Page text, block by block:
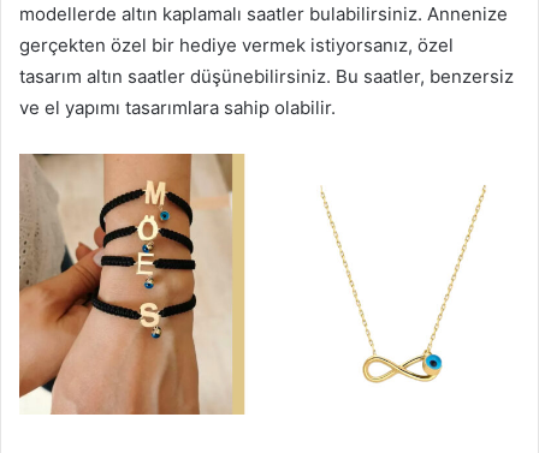
modellerde altın kaplamalı saatler bulabilirsiniz. Annenize
gerçekten özel bir hediye vermek istiyorsanız, özel
tasarım altın saatler düşünebilirsiniz. Bu saatler, benzersiz
ve el yapımı tasarımlara sahip olabilir.